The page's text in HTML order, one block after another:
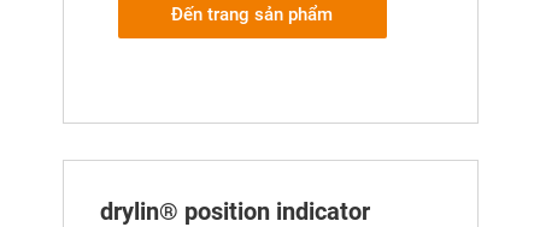
Đến trang sản phẩm
drylin® position indicator